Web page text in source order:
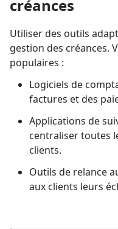
créances
Utiliser des outils
gestion des créances.
populaires :
Logiciels de
factures et des
Applications de
centraliser toutes
clients.
Outils de relance
aux clients leurs